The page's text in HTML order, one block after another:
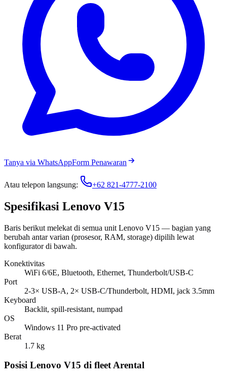
Tanya via WhatsAppForm Penawaran
Atau telepon langsung: +62 821-4777-2100
Spesifikasi Lenovo V15
Baris berikut melekat di semua unit Lenovo V15 — bagian yang
berubah antar varian (prosesor, RAM, storage) dipilih lewat
konfigurator di bawah.
Konektivitas
WiFi 6/6E, Bluetooth, Ethernet, Thunderbolt/USB-C
Port
2-3× USB-A, 2× USB-C/Thunderbolt, HDMI, jack 3.5mm
Keyboard
Backlit, spill-resistant, numpad
OS
Windows 11 Pro pre-activated
Berat
1.7 kg
Posisi Lenovo V15 di fleet Arental